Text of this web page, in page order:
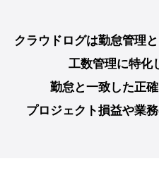
クラウドログは勤怠管理
工数管理に特化
勤怠と一致した正
プロジェクト損益や業